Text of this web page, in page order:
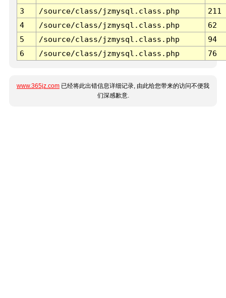
3 /source/class/jzmysql.class.php
211
4
/source/class/jzmysql.class.php
62
5
/source/class/jzmysql.class.php
94
6
/source/class/jzmysql.class.php 76
www.365jz.com 已经将此出错信息详细记录, 由此给您带来的访问不便我
们深感歉意.